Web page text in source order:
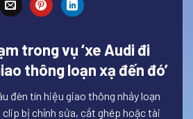
trong vụ ‘xe Audi đi
thông loạn xạ đến đó’
đèn tín hiệu giao thông nhảy loạn
bị chỉnh sửa, cắt ghép hoặc tài